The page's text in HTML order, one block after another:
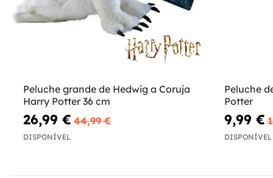
Peluche grande de Hedwig a Coruja
Harry Potter 36 cm
26,99 € 44,99 €
DISPONÍVEL
Peluche
Potter
9,99 €
DISPONÍVEL